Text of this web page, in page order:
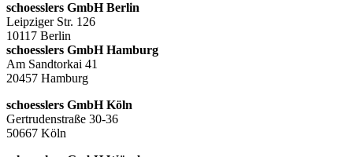
schoesslers GmbH Berlin
Leipziger Str. 126
10117 Berlin
schoesslers GmbH Hamburg
Am Sandtorkai 41
20457 Hamburg
schoesslers GmbH Köln
Gertrudenstraße 30-36
50667 Köln